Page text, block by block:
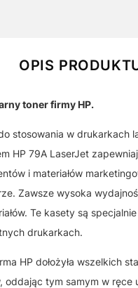
OPIS
toner firmy HP.
stosowania w drukarkach
HP 79A LaserJet
i materiałów
Zawsze wysoka
Te kasety są
drukarkach.
HP dołożyła wszelkich
oddając tym samym w ręce